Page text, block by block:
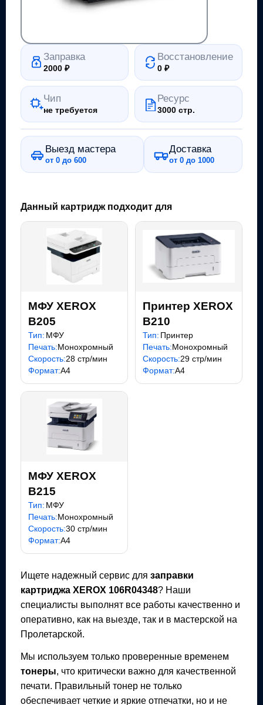
Заправка
2000₽
Восстановление
0₽
Чип
не требуется
Ресурс
3000 стр.
Выезд мастера
от 0 до 600
Доставка
от 0 до 1000
Данный картридж подходит для
МФУ XEROX
B205
Тип: МФУ
Печать:Монохромный
Скорость:28 стр/мин
Формат:A4
Принтер XEROX
B210
Тип: Принтер
Печать:Монохромный
Скорость:29 стр/мин
Формат:A4
МФУ XEROX
B215
Тип: МФУ
Печать:Монохромный
Скорость:30 стр/мин
Формат:A4
Ищете надежный сервис для заправки
картриджа XEROX 106R04348? Наши
специалисты выполнят все работы качественно и
оперативно, как на выезде, так и в мастерской на
Пролетарской.
Мы используем только проверенные временем
тонеры, что критически важно для качественной
печати. Правильный тонер не только
обеспечивает четкие и яркие отпечатки, но и не